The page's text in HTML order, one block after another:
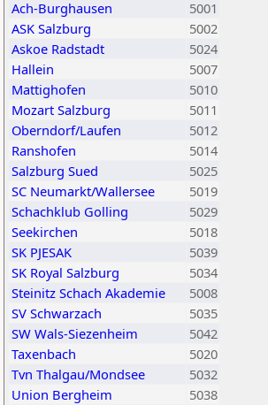
Ach-Burghausen
5001
ASK Salzburg
5002
Askoe Radstadt
5024
Hallein
5007
Mattighofen
5010
Mozart Salzburg
5011
Oberndorf/Laufen
5012
Ranshofen
5014
Salzburg Sued
5025
SC Neumarkt/Wallersee
5019
Schachklub Golling
5029
Seekirchen
5018
SK PJESAK
5039
SK Royal Salzburg
5034
Steinitz Schach Akademie
5008
SV Schwarzach
5035
SW Wals-Siezenheim
5042
Taxenbach
5020
Tvn Thalgau/Mondsee
5032
Union Bergheim
5038